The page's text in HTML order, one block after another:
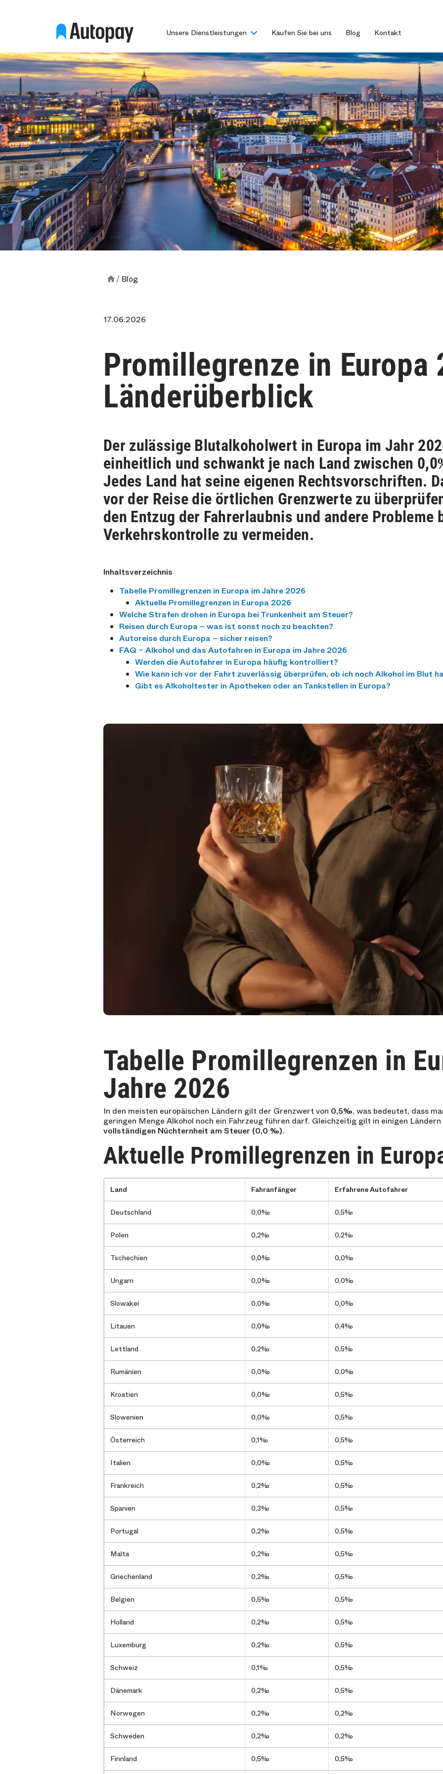
Unsere Dienstleistungen Kaufen Sie bei uns Blog Kontakt
Blog
17.06.2026
Promillegrenze in Europa
Länderüberblick
Der zulässige Blutalkoholwert in Europa im Jahr
einheitlich und schwankt je nach Land zwischen
Jedes Land hat seine eigenen Rechtsvorschriften.
vor der Reise die örtlichen Grenzwerte zu
den Entzug der Fahrerlaubnis und andere Probleme
Verkehrskontrolle zu vermeiden.
Inhaltsverzeichnis
Tabelle Promillegrenzen in Europa im Jahre 2026
Aktuelle Promillegrenzen in Europa 2026
Welche Strafen drohen in Europa bei Trunkenheit am Steuer?
Reisen durch Europa – was ist sonst noch zu beachten?
Autoreise durch Europa – sicher reisen?
FAQ – Alkohol und das Autofahren in Europa im Jahre 2026
Werden die Autofahrer in Europa häufig kontrolliert?
Wie kann ich vor der Fahrt zuverlässig überprüfen, ob ich noch Alkohol im Blut
Gibt es Alkoholtester in Apotheken oder an Tankstellen in Europa?
Tabelle Promillegrenzen in
Jahre 2026
In den meisten europäischen Ländern gilt der Grenzwert von 0,5‰, was bedeutet, dass
geringen Menge Alkohol noch ein Fahrzeug führen darf. Gleichzeitig gilt in einigen
vollständigen Nüchternheit am Steuer (0,0 ‰).
Aktuelle Promillegrenzen in
Land Fahranfänger Erfahrene Autofahrer
Deutschland 0,0‰ 0,5‰
Polen 0,2‰ 0,2‰
Tschechien 0,0‰ 0,0‰
Ungarn 0,0‰ 0,0‰
Slowakei 0,0‰ 0,0‰
Litauen 0,0‰ 0,4‰
Lettland 0,2‰ 0,5‰
Rumänien 0,0‰ 0,0‰
Kroatien 0,0‰ 0,5‰
Slowenien 0,0‰ 0,5‰
Österreich 0,1‰ 0,5‰
Italien 0,0‰ 0,5‰
Frankreich 0,2‰ 0,5‰
Spanien 0,3‰ 0,5‰
Portugal 0,2‰ 0,5‰
Malta 0,2‰ 0,5‰
Griechenland 0,2‰ 0,5‰
Belgien 0,5‰ 0,5‰
Holland 0,2‰ 0,5‰
Luxemburg 0,2‰ 0,5‰
Schweiz 0,1‰ 0,5‰
Dänemark 0,2‰ 0,5‰
Norwegen 0,2‰ 0,2‰
Schweden 0,2‰ 0,2‰
Finnland 0,5‰ 0,5‰